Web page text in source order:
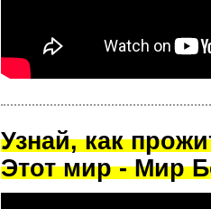
Узнай, как
Этот мир - Мир